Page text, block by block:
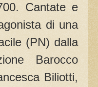
Cantate e
di una
(PN) dalla
Barocco
Biliotti,